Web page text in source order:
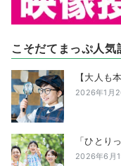
こそだてまっぷ人気
【大人も
2026年1月
「ひとり
2026年6月